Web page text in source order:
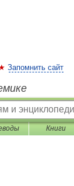
Запомнить сайт
Книги